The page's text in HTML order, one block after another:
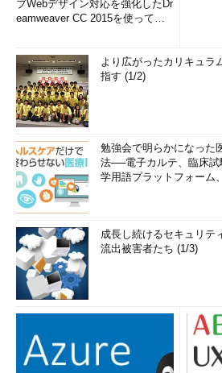
ブWebデザイン対応を強化したDr
eamweaver CC 2015を使って
より広がったカリキュラ
指す (1/2)
勉強会で明らかになった
法──電子カルテ、臨床
学用語プラットフォーム
成長し続けるセキュリテ
流出被害者たち (1/3)